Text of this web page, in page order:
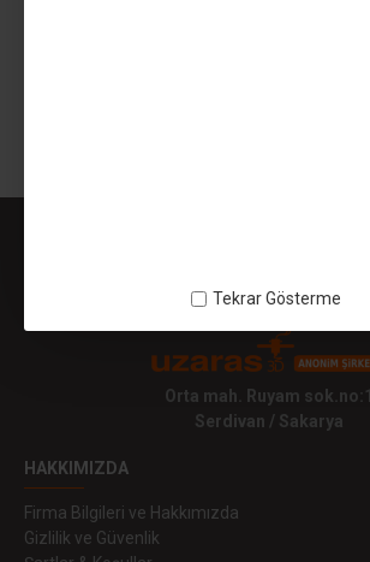
Tekrar Gösterme
Orta mah. Ruyam sok.no:1
Serdivan / Sakarya
HAKKIMIZDA
Firma Bilgileri ve Hakkımızda
Gizlilik ve Güvenlik